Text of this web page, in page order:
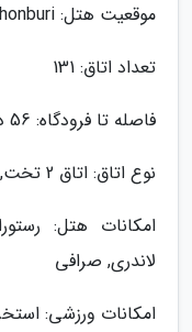
موقعیت هتل: Chonburi
تعداد اتاق: 131
فاصله تا فرودگاه: 56 دقیقه با اتومبیل
نوع اتاق: اتاق 2 تخت, سوئیت, دولوکس
امکانات هتل:
لاندری, صرافی
امکانات ورزشی: